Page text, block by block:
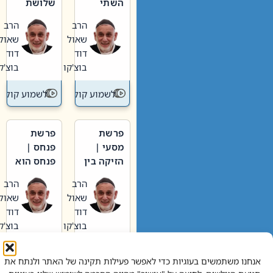
אנחנו משתמשים בעוגיות כדי לאפשר פעילות תקינה של האתר ולנתח את
וערב של
חיינו
הרב
שאול
דוד
בוצ'קו
לשמוע קול תורה – מדרש
האבות
הרב
שאול
דוד
בוצ'קו
לשמוע קול
פרשת
מסעי |
הזיקה בין
הגדול לעם הרב
שאול
דוד
בוצ'קו
לשמוע קול תורה – מדרש
פרשת
פנחס |
פנחס הוא
אליהו: בין
קנאות
הורסת
לקנאות
בונה
הרב
שאול
דוד
בוצ'קו
לשמוע קול